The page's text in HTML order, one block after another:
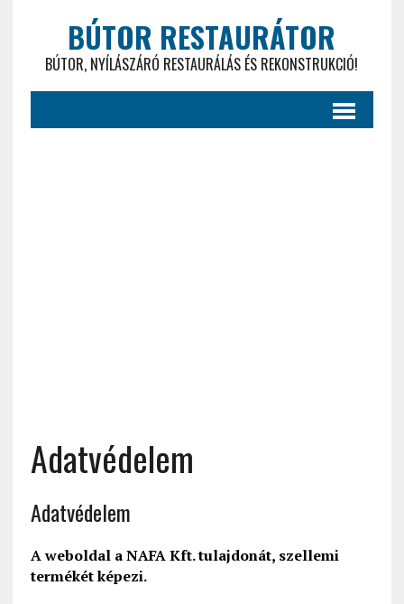
BÚTOR RESTAURÁTOR
BÚTOR, NYÍLÁSZÁRÓ RESTAURÁLÁS ÉS REKONSTRUKCIÓ!
Adatvédelem
Adatvédelem
A weboldal a NAFA Kft. tulajdonát, szellemi
termékét képezi.